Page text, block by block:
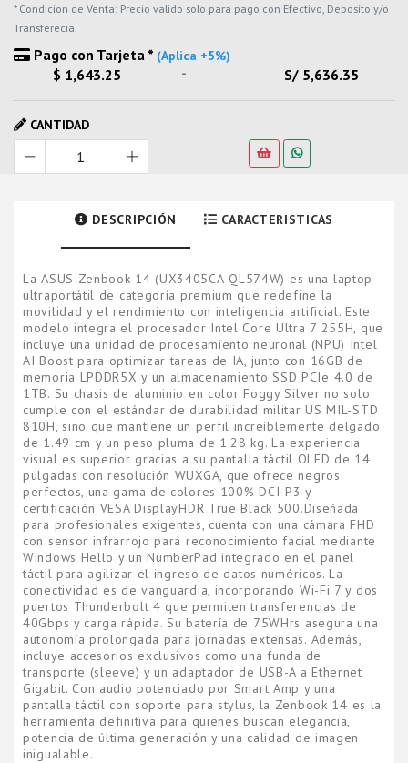
* Condicion de Venta: Precio valido solo para pago con Efectivo, Deposito y/o
Transferecia.
Pago con Tarjeta * (Aplica +5%)
$ 1,643.25 - S/ 5,636.35
CANTIDAD
DESCRIPCIÓN CARACTERISTICAS
La ASUS Zenbook 14 (UX3405CA-QL574W) es una laptop
ultraportátil de categoría premium que redefine la
movilidad y el rendimiento con inteligencia artificial. Este
modelo integra el procesador Intel Core Ultra 7 255H, que
incluye una unidad de procesamiento neuronal (NPU) Intel
AI Boost para optimizar tareas de IA, junto con 16GB de
memoria LPDDR5X y un almacenamiento SSD PCIe 4.0 de
1TB. Su chasis de aluminio en color Foggy Silver no solo
cumple con el estándar de durabilidad militar US MIL-STD
810H, sino que mantiene un perfil increíblemente delgado
de 1.49 cm y un peso pluma de 1.28 kg. La experiencia
visual es superior gracias a su pantalla táctil OLED de 14
pulgadas con resolución WUXGA, que ofrece negros
perfectos, una gama de colores 100% DCI-P3 y
certificación VESA DisplayHDR True Black 500.Diseñada
para profesionales exigentes, cuenta con una cámara FHD
con sensor infrarrojo para reconocimiento facial mediante
Windows Hello y un NumberPad integrado en el panel
táctil para agilizar el ingreso de datos numéricos. La
conectividad es de vanguardia, incorporando Wi-Fi 7 y dos
puertos Thunderbolt 4 que permiten transferencias de
40Gbps y carga rápida. Su batería de 75WHrs asegura una
autonomía prolongada para jornadas extensas. Además,
incluye accesorios exclusivos como una funda de
transporte (sleeve) y un adaptador de USB-A a Ethernet
Gigabit. Con audio potenciado por Smart Amp y una
pantalla táctil con soporte para stylus, la Zenbook 14 es la
herramienta definitiva para quienes buscan elegancia,
potencia de última generación y una calidad de imagen
inigualable.